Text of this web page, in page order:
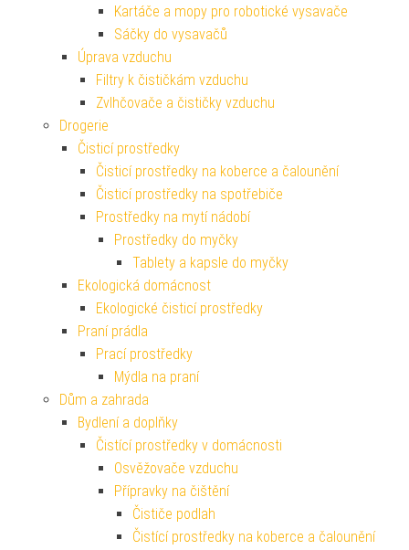
Kartáče a mopy pro robotické vysavače
Sáčky do vysavačů
Úprava vzduchu
Filtry k čističkám vzduchu
Zvlhčovače a čističky vzduchu
Drogerie
Čisticí prostředky
Čisticí prostředky na koberce a čalounění
Čisticí prostředky na spotřebiče
Prostředky na mytí nádobí
Prostředky do myčky
Tablety a kapsle do myčky
Ekologická domácnost
Ekologické čisticí prostředky
Praní prádla
Prací prostředky
Mýdla na praní
Dům a zahrada
Bydlení a doplňky
Čistící prostředky v domácnosti
Osvěžovače vzduchu
Přípravky na čištění
Čističe podlah
Čistící prostředky na koberce a čalounění